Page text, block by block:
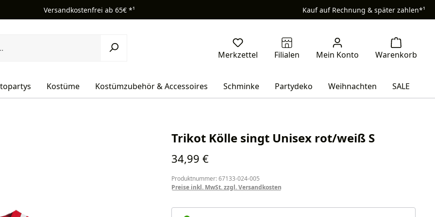
Versandkostenfrei ab 65€ *¹ Kauf auf Rechnung & später zahlen*¹
Kostüme Kostümzubehör & Accessoires Schminke Partydeko Weihnachten SALE
Trikot Kölle singt Unisex rot/weiß S
Regulärer Preis:
34,99 €
Produktnummer: 67133-024-005
Preise inkl. MwSt. zzgl. Versandkosten